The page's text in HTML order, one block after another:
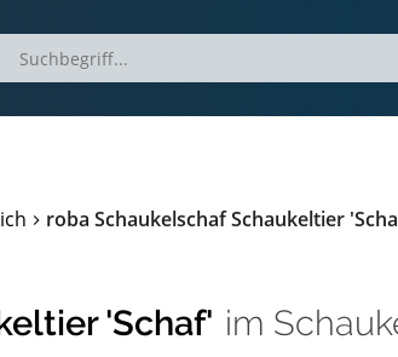
roba Schaukelschaf Schaukeltier
'Schaf' im